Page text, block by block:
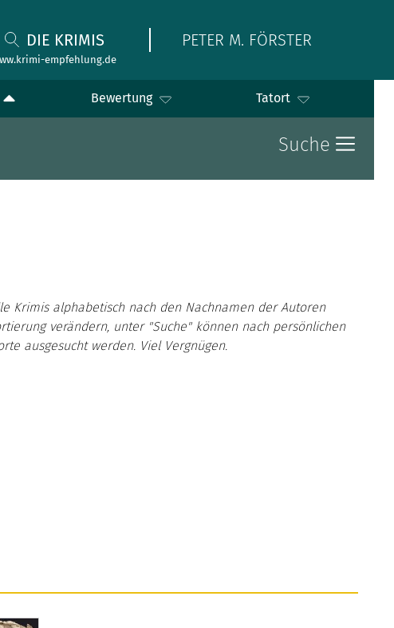
DIE KRIMIS
empfehlung.de
PETER M. FÖRSTER
Bewertung Tatort
Suche
Krimis alphabetisch nach den Nachnamen der Autoren
verändern, unter "Suche" können nach persönlichen
ausgesucht werden. Viel Vergnügen.